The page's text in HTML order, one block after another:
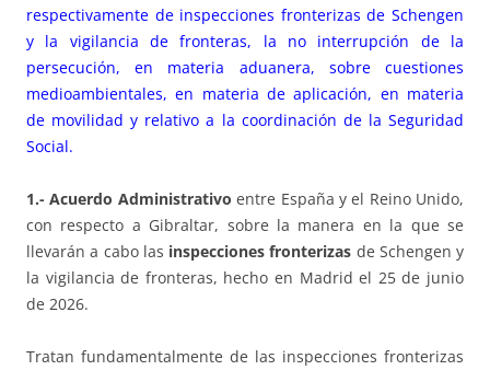
respectivamente de inspecciones fronterizas de Schengen
y la vigilancia de fronteras, la no interrupción de la
persecución, en materia aduanera, sobre cuestiones
medioambientales, en materia de aplicación, en materia
de movilidad y relativo a la coordinación de la Seguridad
Social.
1.- Acuerdo Administrativo entre España y el Reino Unido,
con respecto a Gibraltar, sobre la manera en la que se
llevarán a cabo las inspecciones fronterizas de Schengen y
la vigilancia de fronteras, hecho en Madrid el 25 de junio
de 2026.
Tratan fundamentalmente de las inspecciones fronterizas